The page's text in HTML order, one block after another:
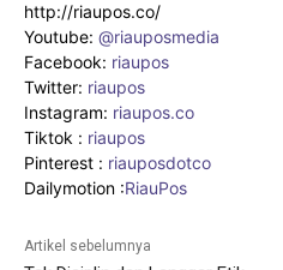
http://riaupos.co/
Youtube: @riauposmedia
Facebook: riaupos
Twitter: riaupos
Instagram: riaupos.co
Tiktok : riaupos
Pinterest : riauposdotco
Dailymotion :RiauPos
Artikel sebelumnya